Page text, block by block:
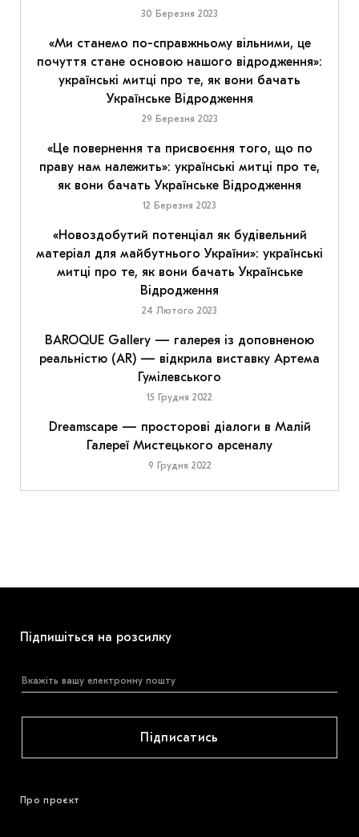
30 Березня 2023
«Ми станемо по-справжньому вільними, це
почуття стане основою нашого відродження»:
українські митці про те, як вони бачать
Українське Відродження
29 Березня 2023
«Це повернення та присвоєння того, що по
праву нам належить»: українські митці про те,
як вони бачать Українське Відродження
12 Березня 2023
«Новоздобутий потенціал як будівельний
матеріал для майбутнього України»: українські
митці про те, як вони бачать Українське
Відродження
24 Лютого 2023
BAROQUE Gallery — галерея із доповненою
реальністю (AR) — відкрила виставку Артема
Гумілевського
15 Грудня 2022
Dreamscape — просторові діалоги в Малій
Галереї Мистецького арсеналу
9 Грудня 2022
Підпишіться на розсилку
Підписатись
Про проєкт